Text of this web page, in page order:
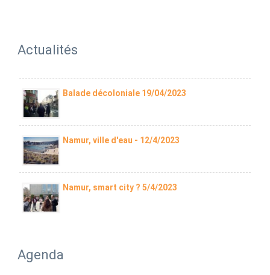
Actualités
Balade décoloniale 19/04/2023
Namur, ville d'eau - 12/4/2023
Namur, smart city ? 5/4/2023
Agenda